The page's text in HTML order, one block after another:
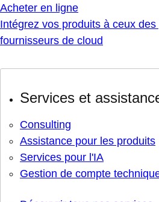
Acheter en ligne
Intégrez vos produits à ceux
fournisseurs de cloud
Services et
Consulting
Assistance pour les produits
Services pour l'IA
Gestion de compte